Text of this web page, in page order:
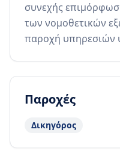
συνεχής
των νομοθετικών
παροχή υπηρεσιών
Παροχές
Δικηγόρος